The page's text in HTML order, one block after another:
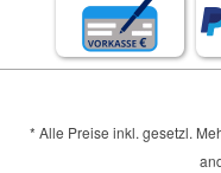
* Alle Preise inkl. gesetzl.